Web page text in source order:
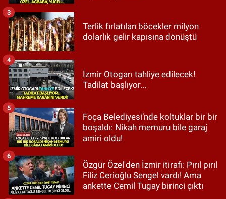
Terlik fırlatılan böcekler milyon
dolarlık gelir kapısına dönüştü
3
İzmir Otogarı tahliye edilecek!
Tadilat başlıyor...
4
Foça Belediyesi’nde koltuklar bir bir
boşaldı: Nikah memuru bile garaj
amiri oldu!
5
Özgür Özel'den İzmir itirafı: Pırıl pırıl
Filiz Cerioğlu Sengel vardı! Ama
ankette Cemil Tugay birinci çıktı
6